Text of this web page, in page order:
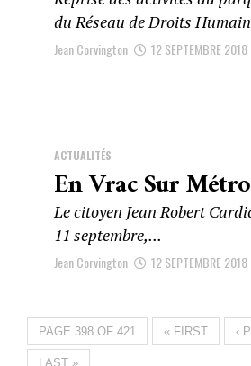
du Réseau de Droits
Jean Corvington 12 SEPTEMBRE 2018
ACTUALITÉS
En Vrac Sur
Le citoyen Jean Robert
11 septembre,...
Jean Corvington 12 SEPTEMBRE 2018
PAGE 398 OF 421 « FIRST ‹
LAST »